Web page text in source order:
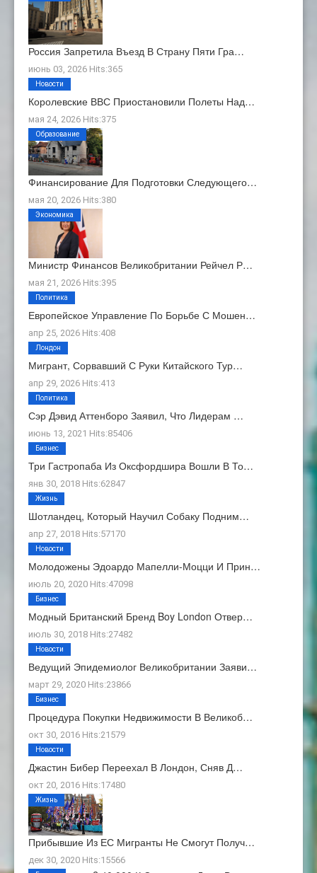
Россия Запретила Въезд В Страну Пяти Гра…
июнь 03, 2026 Hits:365
Королевские ВВС Приостановили Полеты Над…
мая 24, 2026 Hits:375
Новости
Финансирование Для Подготовки Следующего…
мая 20, 2026 Hits:380
Образование
Министр Финансов Великобритании Рейчел Р…
мая 21, 2026 Hits:395
Экономика
Европейское Управление По Борьбе С Мошен…
апр 25, 2026 Hits:408
Политика
Мигрант, Сорвавший С Руки Китайского Тур…
апр 29, 2026 Hits:413
Лондон
Сэр Дэвид Аттенборо Заявил, Что Лидерам …
июнь 13, 2021 Hits:85406
Политика
Три Гастропаба Из Оксфордшира Вошли В То…
янв 30, 2018 Hits:62847
Бизнес
Шотландец, Который Научил Собаку Подним…
апр 27, 2018 Hits:57170
Жизнь
Молодожены Эдоардо Мапелли-Моцци И Прин…
июль 20, 2020 Hits:47098
Новости
Модный Британский Бренд Boy London Отвер…
июль 30, 2018 Hits:27482
Бизнес
Ведущий Эпидемиолог Великобритании Заяви…
март 29, 2020 Hits:23866
Новости
Процедура Покупки Недвижимости В Великоб…
окт 30, 2016 Hits:21579
Бизнес
Джастин Бибер Переехал В Лондон, Сняв Д…
окт 20, 2016 Hits:17480
Новости
Прибывшие Из ЕС Мигранты Не Смогут Получ…
дек 30, 2020 Hits:15566
Жизнь